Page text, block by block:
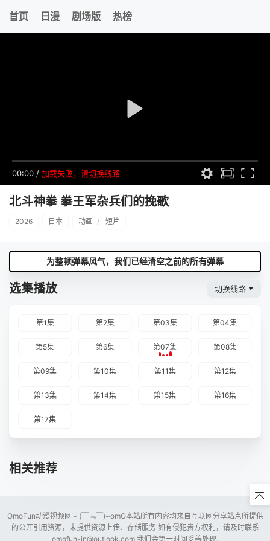
首页 日漫 剧场版 热榜
00:00 / 加载失败，请切换线路
北斗神拳 拳王军杂兵们的挽歌
2026 日本 动画 / 短片
为整顿弹幕风气，我们已经清空之前的所有弹幕
选集播放 切换线路
第1集 第2集 第03集 第04集
第5集 第6集 第07集 第08集
第09集 第10集 第11集 第12集
第13集 第14集 第15集 第16集
第17集
相关推荐
OmoFun动漫视频网 - (￣﹃￣)~omO本站所有内容均来自互联网分享站点所提供
的公开引用资源，未提供资源上传、存储服务.如有侵犯贵方权利，请及时联系
omofun-in@outlook.com 我们会第一时间妥善处理.